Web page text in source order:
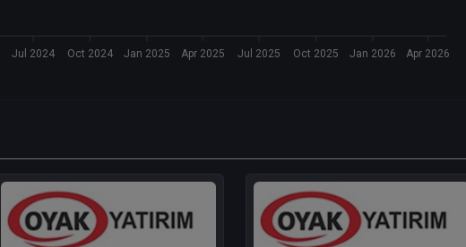
Jul 2024 Oct 2024 Jan 2025 Apr 2025 Jul 2025 Oct 2025 Jan 2026 Apr 2026